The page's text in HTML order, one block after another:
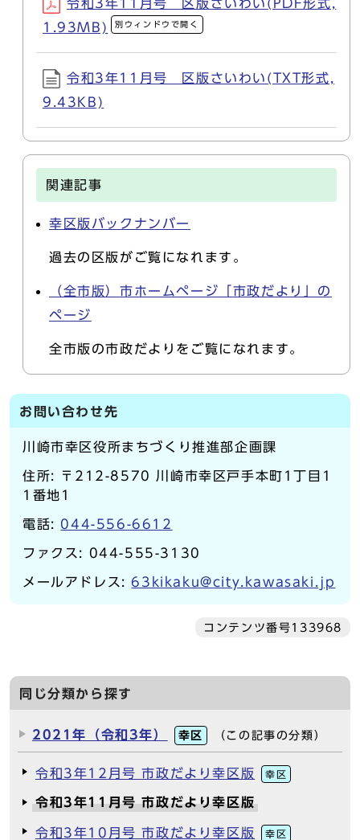
令和3年11月号 区版さいわい(PDF形式,
1.93MB)
別ウィンドウで開く
令和3年11月号 区版さいわい(TXT形式,
9.43KB)
関連記事
幸区版バックナンバー
過去の区版がご覧になれます。
（全市版）市ホームページ「市政だより」の
ページ
全市版の市政だよりをご覧になれます。
お問い合わせ先
川崎市幸区役所まちづくり推進部企画課
住所: 〒212-8570 川崎市幸区戸手本町1丁目1
1番地1
電話: 044-556-6612
ファクス: 044-555-3130
メールアドレス:63kikaku@city.kawasaki.jp
コンテンツ番号133968
同じ分類から探す
2021年（令和3年） 幸区 （この記事の分類）
令和3年12月号 市政だより幸区版 幸区
令和3年11月号 市政だより幸区版
令和3年10月号 市政だより幸区版 幸区